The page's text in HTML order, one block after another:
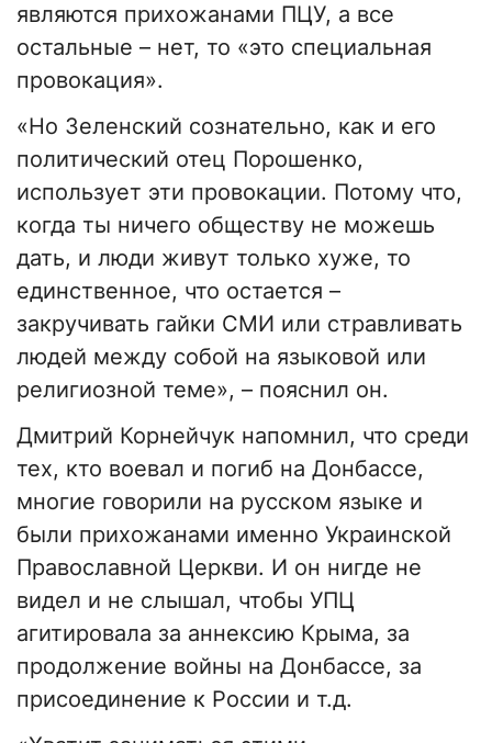
являются прихожанами ПЦУ, а все
остальные – нет, то «это специальная
провокация».
«Но Зеленский сознательно, как и его
политический отец Порошенко,
использует эти провокации. Потому что,
когда ты ничего обществу не можешь
дать, и люди живут только хуже, то
единственное, что остается –
закручивать гайки СМИ или стравливать
людей между собой на языковой или
религиозной теме», – пояснил он.
Дмитрий Корнейчук напомнил, что среди
тех, кто воевал и погиб на Донбассе,
многие говорили на русском языке и
были прихожанами именно Украинской
Православной Церкви. И он нигде не
видел и не слышал, чтобы УПЦ
агитировала за аннексию Крыма, за
продолжение войны на Донбассе, за
присоединение к России и т.д.